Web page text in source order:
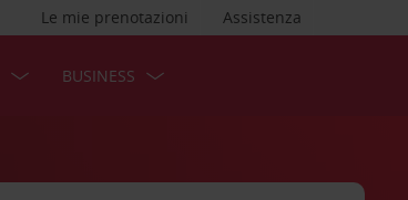
Assistenza
Le mie prenotazioni
BUSINESS